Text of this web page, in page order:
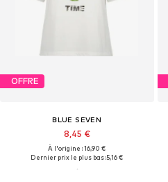
OFFRE
BLUE SEVEN
8,45 €
À l'origine : 16,90 €
Dernier prix le plus bas :5,16 €